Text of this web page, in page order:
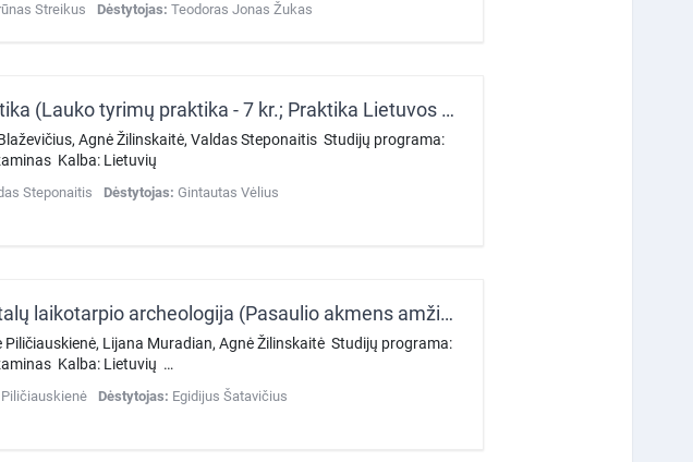
Streikus Dėstytojas: Teodoras Jonas Žukas
Archeologinė lauko mokomoji praktika (Lauko tyrimų praktika - 7 kr.; Praktika Lietuvos nacionaliniame muziejuje - 3 kr.)
Agnė Žilinskaitė, Valdas Steponaitis Studijų programa:
Kalba: Lietuvių
Steponaitis Dėstytojas: Gintautas Vėlius
Akmens amžiaus ir ankstyvojo metalų laikotarpio archeologija (Pasaulio akmens amžius – 3 kr.; Akmens amžius Lietuvoje ir Rytų Baltijos regione – 3,5 kr.; Bronzos ir ankstyvasis geležies amžius Europoje, Lietuvoje ir Rytų Baltijos regione. Ben
Lijana Muradian, Agnė Žilinskaitė Studijų programa:
Kalba: Lietuvių …
Dėstytojas: Egidijus Šatavičius